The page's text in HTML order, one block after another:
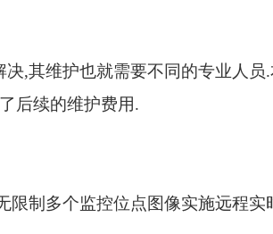
决,其维护也就需要不同的专业人员.
后续的维护费用.
限制多个监控位点图像实施远程实